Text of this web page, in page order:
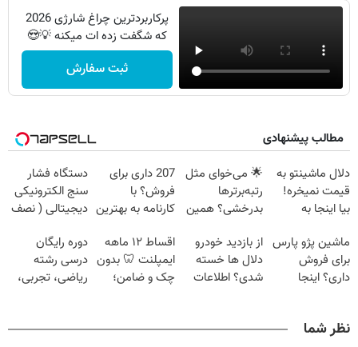
پرکاربردترین چراغ شارژی 2026
که شگفت زده ات میکنه 💡😍
ثبت سفارش
مطالب پیشنهادی
دلال ماشینتو به
قیمت نمیخره!
بیا اینجا به
بفروش*فقط
خریدار واقعی*
🌟 می‌خوای مثل
رتبه‌برترها
بدرخشی؟ همین
ماز رو شروع ک
207 داری برای
فروش؟ با
کارنامه به بهترین
دستگاه فشار
سنج الکترونیکی
دیجیتالی ( نصف
ماشین پژو پارس
برای فروش
داری؟ اینجا
از بازدید خودرو
دلال ها خسته
شدی؟ اطلاعات
اقساط ۱۲ ماهه
ایمپلنت 🦷 بدون
چک و ضامن؛
دوره رایگان
درسی رشته
ریاضی، تجربی،
نظر شما